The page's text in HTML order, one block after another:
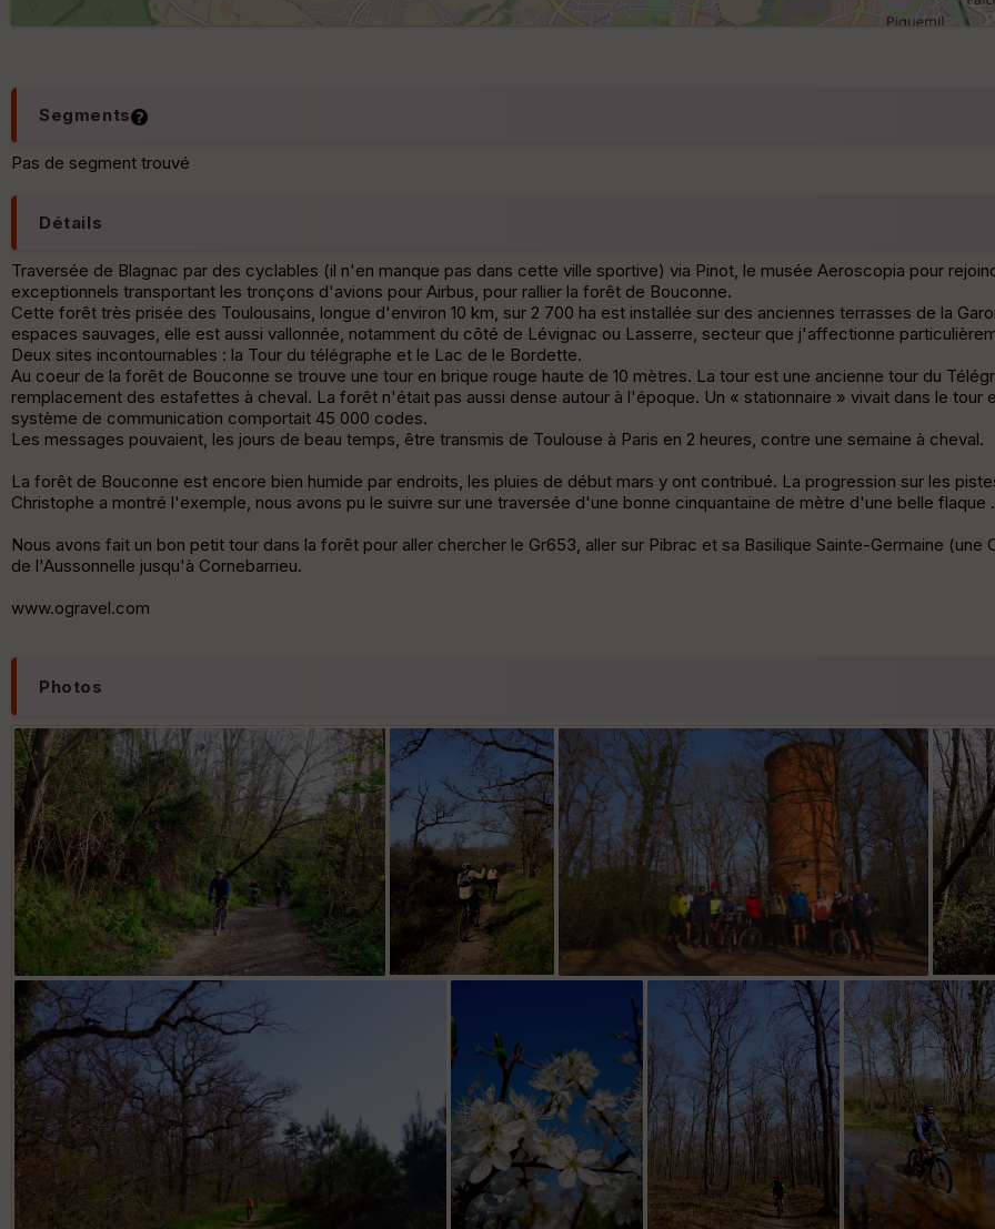
Segments
Pas de segment trouvé
Détails
Traversée de Blagnac par des cyclables (il n'en manque pas dans cette ville sportive) via Pinot, le musée Aeroscopia pour
exceptionnels transportant les tronçons d'avions pour Airbus, pour rallier la forêt de Bouconne.
Cette forêt très prisée des Toulousains, longue d'environ 10 km, sur 2 700 ha est installée sur des anciennes terrasses de la
espaces sauvages, elle est aussi vallonnée, notamment du côté de Lévignac ou Lasserre, secteur que j'affectionne
Deux sites incontournables : la Tour du télégraphe et le Lac de le Bordette.
Au coeur de la forêt de Bouconne se trouve une tour en brique rouge haute de 10 mètres. La tour est une ancienne tour du
remplacement des estafettes à cheval. La forêt n'était pas aussi dense autour à l'époque. Un « stationnaire » vivait dans le
système de communication comportait 45 000 codes.
Les messages pouvaient, les jours de beau temps, être transmis de Toulouse à Paris en 2 heures, contre une semaine à cheval.
La forêt de Bouconne est encore bien humide par endroits, les pluies de début mars y ont contribué. La progression sur les
Christophe a montré l'exemple, nous avons pu le suivre sur une traversée d'une bonne cinquantaine de mètre d'une belle flaque
Nous avons fait un bon petit tour dans la forêt pour aller chercher le Gr653, aller sur Pibrac et sa Basilique Sainte-Germaine (une
de l'Aussonnelle jusqu'à Cornebarrieu.
www.ogravel.com
Photos